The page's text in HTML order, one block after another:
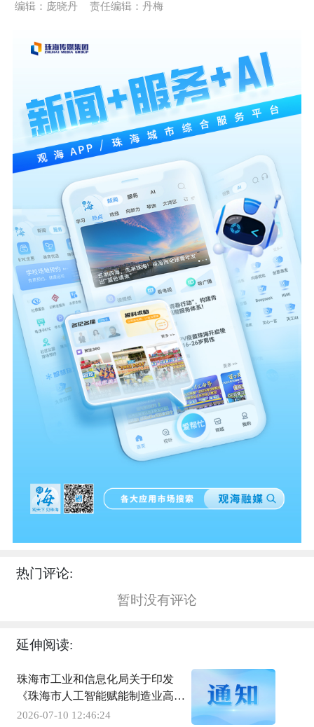
编辑：庞晓丹 责任编辑：丹梅
热门评论:
暂时没有评论
延伸阅读:
珠海市工业和信息化局关于印发
《珠海市人工智能赋能制造业高质
量发展行动方案（2026—2028
2026-07-10 12:46:24